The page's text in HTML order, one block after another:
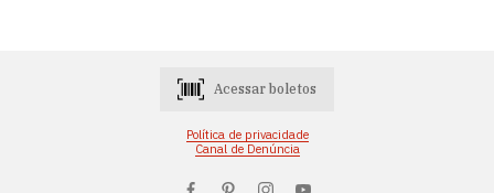
Acessar boletos
Política de privacidade
Canal de Denúncia